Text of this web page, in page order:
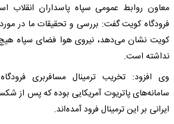
معاون روابط عمومی سپاه پاسداران انقلاب
فرودگاه کویت گفت: بررسی و تحقیقات ما در
کویت نشان می‌دهد، نیروی هوا فضای سپاه
نداشته است.
وی افزود: تخریب ترمینال مسافربری
سامانه‌های پاتریوت آمریکایی بوده که پس
ایرانی بر این ترمینال فرود آمده‌اند.